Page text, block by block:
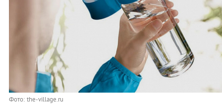
Фото: the-village.ru